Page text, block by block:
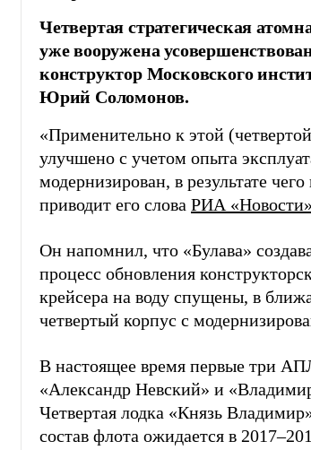
Четвертая стратегическая
уже вооружена
конструктор Московского
Юрий Соломонов.
«Применительно к этой
улучшено с учетом опыта
модернизирован, в результате
приводит его слова РИА «Новости»
Он напомнил, что «Булава»
процесс обновления
крейсера на воду спущены, в
четвертый корпус с
В настоящее время первые три
«Александр Невский» и
Четвертая лодка «Князь
состав флота ожидается в